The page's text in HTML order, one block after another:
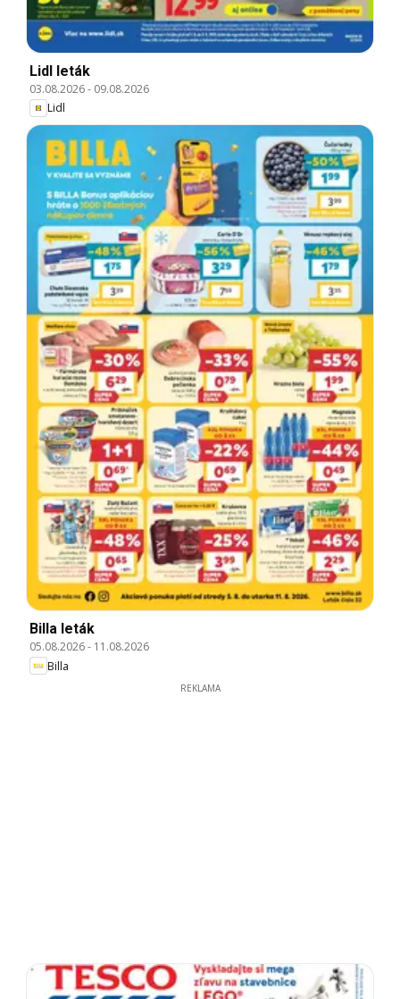
Lidl leták
03.08.2026- 09.08.2026
Lidl
Billa leták
05.08.2026- 11.08.2026
Billa
REKLAMA